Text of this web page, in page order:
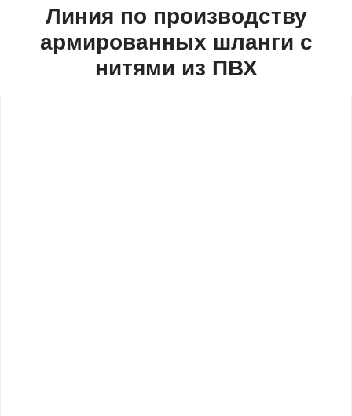
Линия по производству
армированных шланги с
нитями из ПВХ